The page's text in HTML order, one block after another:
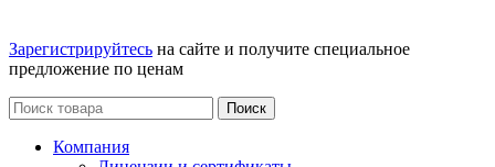
Зарегистрируйтесь на сайте и получите специальное
предложение по ценам
Поиск
Компания